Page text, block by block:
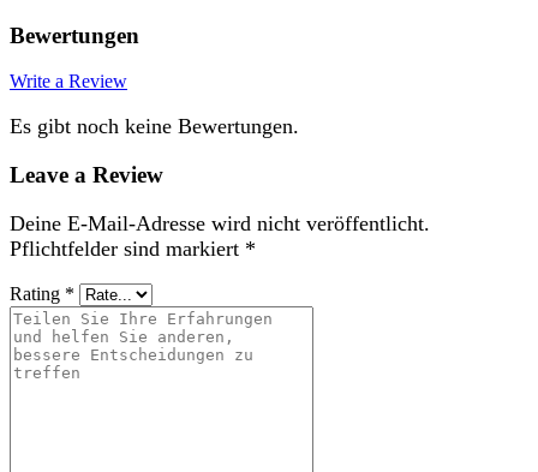
Bewertungen
Write a Review
Es gibt noch keine Bewertungen.
Leave a Review
Deine E-Mail-Adresse wird nicht veröffentlicht.
Pflichtfelder sind markiert *
Rating *